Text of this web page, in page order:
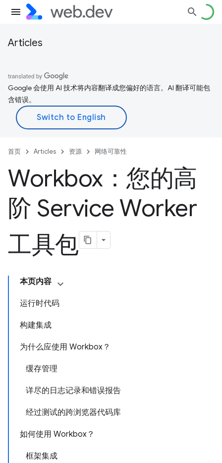
Articles
Google 会使用 AI 技术将内容翻译成您偏好的语言。AI 翻译可能包
含错误。
首页 Articles 资源 网络可靠性
Workbox：您的高
阶 Service Worker
工具包
本页内容
运行时代码
构建集成
为什么应使用 Workbox？
缓存管理
详尽的日志记录和错误报告
经过测试的跨浏览器代码库
如何使用 Workbox？
框架集成